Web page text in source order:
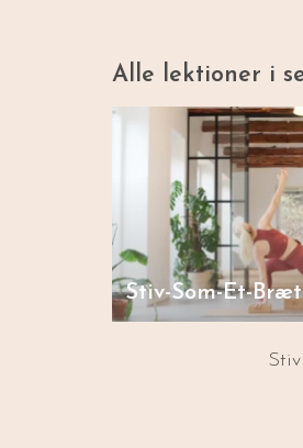
Alle lektioner i
Stiv-Som-Et-